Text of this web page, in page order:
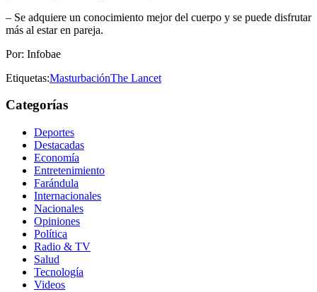
– Se adquiere un conocimiento mejor del cuerpo y se puede disfrutar
más al estar en pareja.
Por: Infobae
Etiquetas:MasturbaciónThe Lancet
Categorías
Deportes
Destacadas
Economía
Entretenimiento
Farándula
Internacionales
Nacionales
Opiniones
Política
Radio & TV
Salud
Tecnología
Videos